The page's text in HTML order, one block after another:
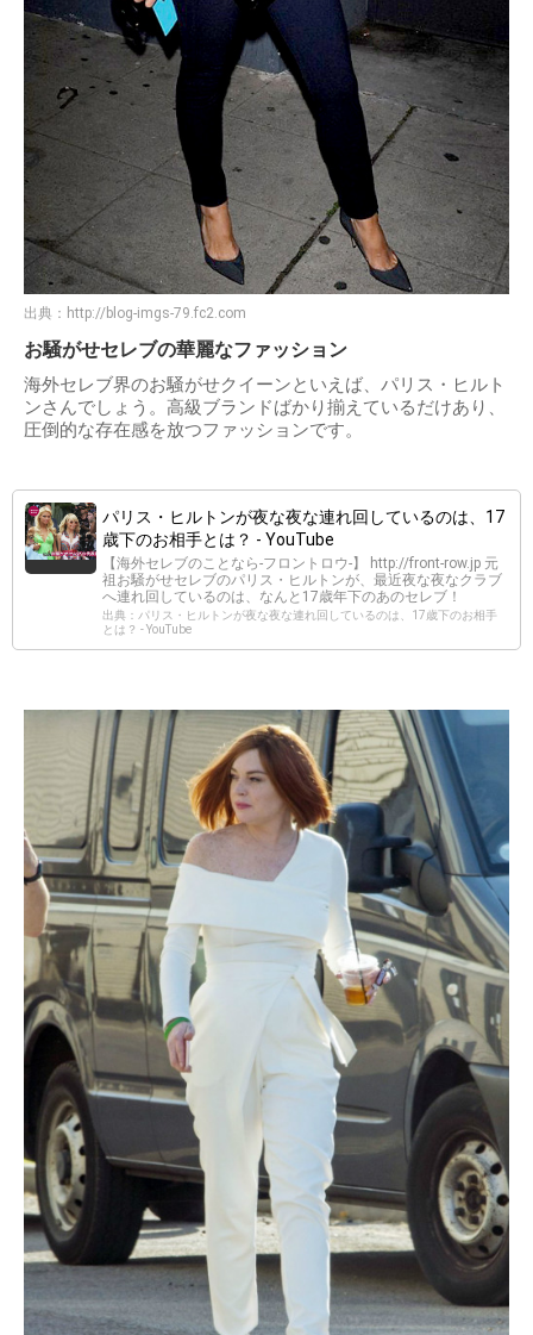
出典： http://blog-imgs-79.fc2.com
お騒がせセレブの華麗なファッション
海外セレブ界のお騒がせクイーンといえば、パリス・ヒルト
ンさんでしょう。高級ブランドばかり揃えているだけあり、
圧倒的な存在感を放つファッションです。
パリス・ヒルトンが夜な夜な連れ回しているのは、17
歳下のお相手とは？ - YouTube
【海外セレブのことなら-フロントロウ-】 http://front-row.jp 元
祖お騒がせセレブのパリス・ヒルトンが、最近夜な夜なクラブ
へ連れ回しているのは、なんと17歳年下のあのセレブ！
出典：パリス・ヒルトンが夜な夜な連れ回しているのは、17歳下のお相手
とは？ - YouTube